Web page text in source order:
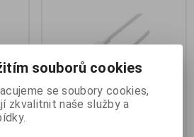
souborů cookies
se soubory cookies,
zkvalitnit naše služby a